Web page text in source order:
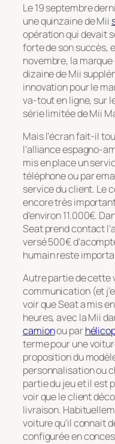
Le 19 septembre
une quinzaine de Mii
opération qui devait
forte de son succès,
novembre, la
dizaine de Mii
innovation pour le
va-tout en ligne, sur
série limitée de Mii
Mais l’écran fait-il
l’alliance espagno-
mis en place un
téléphone ou par
service du client. Le
encore très
d’environ 11.000€.
Seat prend contact
versé 500€
humain reste
Autre partie de cette
communication (et
voir que Seat a mis
heures, avec la Mii
camionou par
terme pour une
proposition du
personnalisation ou
partie du jeu et il est
voir que le client
livraison.
voiture qu’il connait
configurée en